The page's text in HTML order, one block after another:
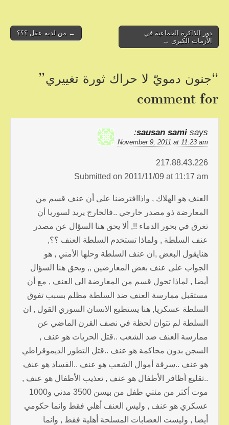
e
b
o
k
er
Post
navigation
← من لديه عقل ؟؟؟
دور الذاكرة الجماعية في
الأزمات الكبرى →
“جنون دمويّ لا حراك ثورة تغييري”
comment for
sausan sami says:
November 9, 2011 at 11:23 am
217.88.43.226
Submitted on 2011/11/09 at 11:17 am
العنف هو الهلاك , واذاافترضنا على أن عنف قسم من
المعارضة ذو مصدر خارجي ..فالخارج يريد لسوريا أن
تغرق في بحور الدماء !!, ألا يحق هنا السؤال عن مصدر
عنف السلطة , ولماذا تستخدم السلطة العنف ؟؟,
هنايقول البعض ,ان عنف السلطة وحلها الأمني , هو
الجواب على عنف بعض المعارضين ,, ويحق هنا السؤال
أيضا , لماذا تحول قسم من المعارضة الى العنف , مع أن
مستقبل ممارسة العنف ضد السلطة مظلم بسبب تفوق
السلطة عسكريا, هنا يستطيع الانسان السوري القول , ان
السلطة لم تتوان لحظة في نصف القرن الماضي عن
ممارسة العنف ضد الشعب ..قتل الحريات هو عنف ,
السجن بدون محاكمة هو عنف ..قتل التطور الديموقراطي
هو عنف ..سرقة أموال الشعب هو عنف ..الفساد هو عنف
..تقليع أظافر الأطفال هو عنف , تعذيب الأطفال هو عنف ,
موت أكثر من مئتي طفل من بيسن 3500 مدني و1000
عسكري هو عنف , وليس العنف أهلي فقط وانما حكومي
أيضا , وليست العصابات المسلحة أهلية فقط , وانما